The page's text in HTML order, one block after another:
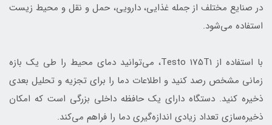
در صنایع مختلف از جمله غذایی، دارویی، حمل و نقل و محیط زیست
استفاده می‌شود.
با استفاده از Testo 175T1، می‌توانید دمای محیط را طی یک بازه
زمانی مشخص رصد کنید و اطلاعات دما را برای تجزیه و تحلیل بعدی
ذخیره کنید. دستگاه دارای یک حافظه داخلی بزرگی است که امکان
ذخیره‌سازی تعداد زیادی اندازه‌گیری دما را فراهم می‌کند.